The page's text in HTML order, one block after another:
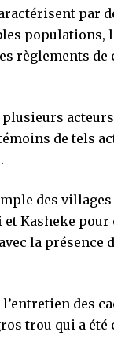
par
règlements de
plusieurs
de tels
des
et Kasheke
la présence
des
trou qui a